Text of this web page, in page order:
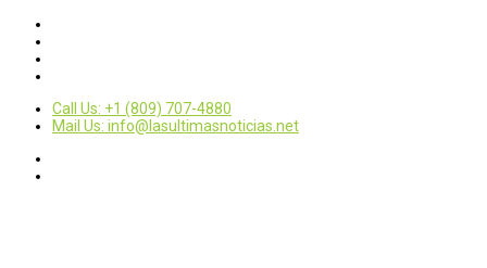
Call Us: +1 (809) 707-4880
Mail Us: info@lasultimasnoticias.net